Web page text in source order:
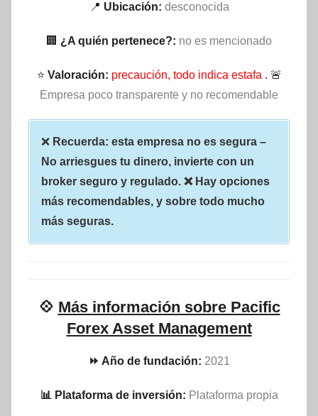
📍 Ubicación: desconocida
🏢 ¿A quién pertenece?: no es mencionado
⭐ Valoración: precaución, todo indica estafa . 🚨
Empresa poco transparente y no recomendable
❌ Recuerda: esta empresa no es segura –
No arriesgues tu dinero, invierte con un
broker seguro y regulado. ❌ Hay opciones
más recomendables, y sobre todo mucho
más seguras.
💠 Más información sobre Pacific
Forex Asset Management
⏩ Año de fundación: 2021
📊 Plataforma de inversión: Plataforma propia